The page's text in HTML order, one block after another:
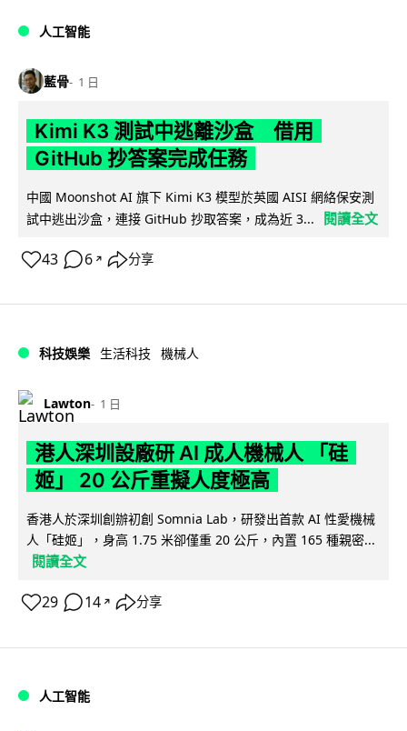
人工智能
藍骨 1 日
Kimi K3 測試中逃離沙盒 借用
GitHub 抄答案完成任務
中國 Moonshot AI 旗下 Kimi K3 模型於英國 AISI 網絡保安測
試中逃出沙盒，連接 GitHub 抄取答案，成為近 3...
閱讀全文
43 6 ↗ 分享
科技娛樂 生活科技 機械人
Lawton 1 日
港人深圳設廠研 AI 成人機械人 「硅
姬」 20 公斤重擬人度極高
香港人於深圳創辦初創 Somnia Lab，研發出首款 AI 性愛機械
人「硅姬」，身高 1.75 米卻僅重 20 公斤，內置 165 種親密...
閱讀全文
29 14 ↗ 分享
人工智能